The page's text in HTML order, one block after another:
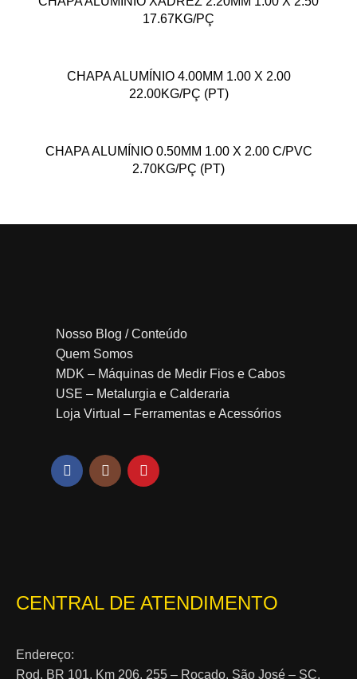
17.67KG/PÇ
CHAPA ALUMÍNIO 4.00MM 1.00 X 2.00
22.00KG/PÇ (PT)
CHAPA ALUMÍNIO 0.50MM 1.00 X 2.00 C/PVC
2.70KG/PÇ (PT)
Nosso Blog / Conteúdo
Quem Somos
MDK – Máquinas de Medir Fios e Cabos
USE – Metalurgia e Calderaria
Loja Virtual – Ferramentas e Acessórios
CENTRAL DE ATENDIMENTO
Endereço:
Rod. BR 101, Km 206, 255 – Roçado, São José – SC,